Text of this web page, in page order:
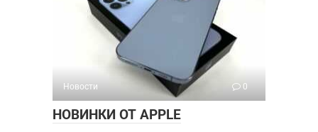
Новости 0
НОВИНКИ ОТ APPLE